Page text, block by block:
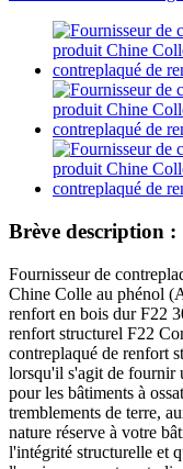
Brève description :
Fournisseur de
Chine Colle au phénol
renfort en bois dur F22
renfort structurel F22
contreplaqué de renfort
lorsqu'il s'agit de fournir
pour les bâtiments à
tremblements de terre,
nature réserve à votre
l'intégrité structurelle et